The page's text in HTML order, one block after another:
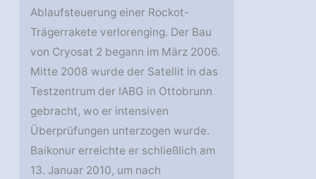
Ablaufsteuerung einer Rockot-
Trägerrakete verlorenging. Der Bau
von Cryosat 2 begann im März 2006.
Mitte 2008 wurde der Satellit in das
Testzentrum der IABG in Ottobrunn
gebracht, wo er intensiven
Überprüfungen unterzogen wurde.
Baikonur erreichte er schließlich am
13. Januar 2010, um nach